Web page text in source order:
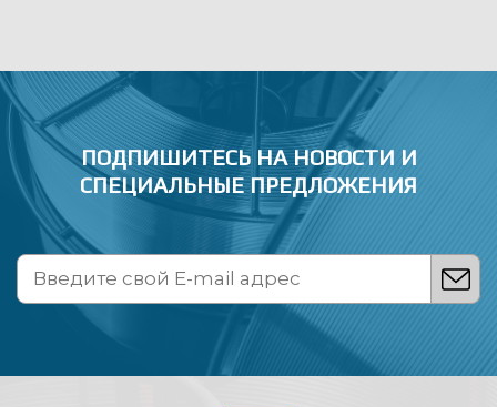
ПОДПИШИТЕСЬ НА НОВОСТИ И
СПЕЦИАЛЬНЫЕ ПРЕДЛОЖЕНИЯ